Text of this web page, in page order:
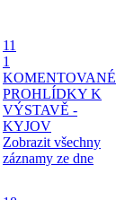
11
1
KOMENTOVANÉ
PROHLÍDKY K
VÝSTAVĚ -
KYJOV
Zobrazit všechny
záznamy ze dne